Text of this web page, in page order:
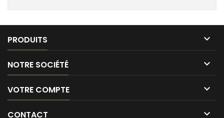
PRODUITS 
NOTRE SOCIÉTÉ 
VOTRE COMPTE 
CONTACT 